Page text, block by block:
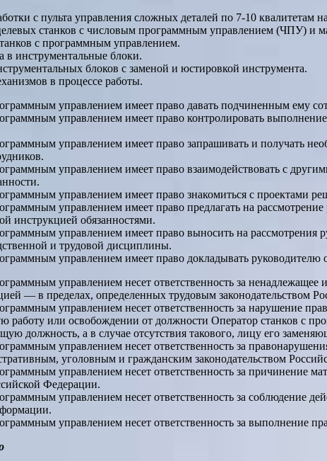
с пульта управления сложных деталей по 7-10 квалитетам
станков с числовым программным управлением (ЧПУ) и
с программным управлением.
в инструментальные блоки.
блоков с заменой и юстировкой инструмента.
в процессе работы.
управлением имеет право давать подчиненным ему
управлением имеет право контролировать
управлением имеет право запрашивать и получать
управлением имеет право взаимодействовать с
управлением имеет право знакомиться с проектами
управлением имеет право предлагать на
инструкцией обязанностями.
управлением имеет право выносить на
и трудовой дисциплины.
управлением имеет право докладывать
управлением несет ответственность за
— в пределах, определенных трудовым законодательством
управлением несет ответственность за нарушение
работу или освобождении от должности Оператор станков с
должность, а в случае отсутствия такового, лицу его
управлением несет ответственность за
уголовным и гражданским законодательством
управлением несет ответственность за
Федерации.
управлением несет ответственность за соблюдение
управлением несет ответственность за выполнение